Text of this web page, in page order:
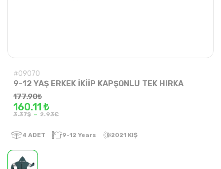
#09070
9-12 YAŞ ERKEK İKİİP KAPŞONLU TEK HIRKA
177.90₺
160.11 ₺
3.37$ - 2.93€
4 ADET 9-12 Years 2021 KIŞ